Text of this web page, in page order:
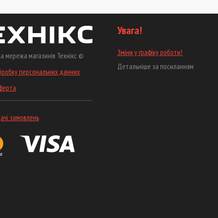
мережа магазинів Технікс ©
персональних данних
замовлень
Увага!
Зміни у графіку роботи!
Детальніше за посиланням